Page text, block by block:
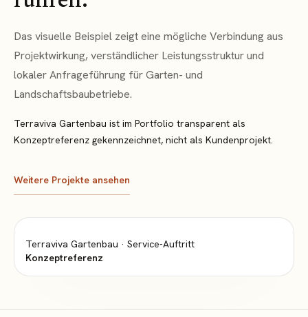
Das visuelle Beispiel zeigt eine mögliche Verbindung aus
Projektwirkung, verständlicher Leistungsstruktur und
lokaler Anfrageführung für Garten- und
Landschaftsbaubetriebe.
Terraviva Gartenbau ist im Portfolio transparent als
Konzeptreferenz gekennzeichnet, nicht als Kundenprojekt.
Weitere Projekte ansehen
Terraviva Gartenbau · Service-Auftritt
Konzeptreferenz